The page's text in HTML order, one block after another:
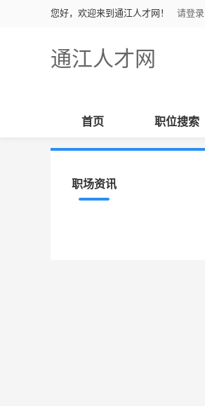
您好，欢迎来到通江人才网！ 请登录
通江人才网
首页 职位搜索
职场资讯